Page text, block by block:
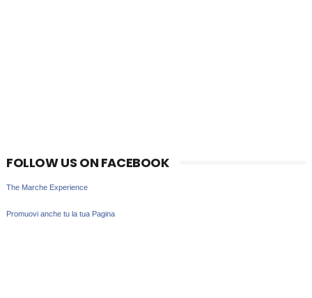
FOLLOW US ON FACEBOOK
The Marche Experience
Promuovi anche tu la tua Pagina